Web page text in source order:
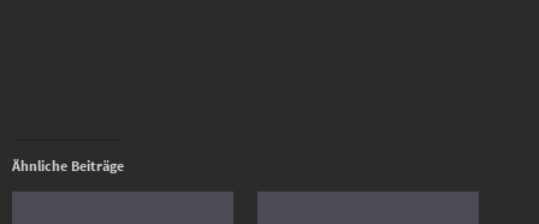
Ähnliche Beiträge